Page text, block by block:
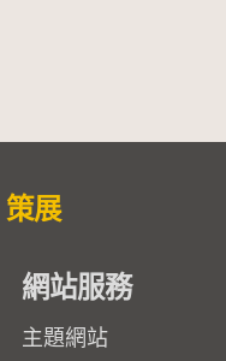
策展
網站服務
主題網站